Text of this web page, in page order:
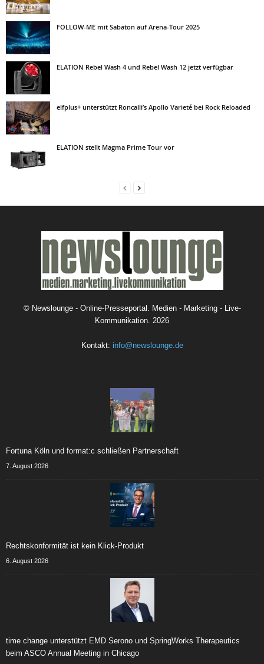
FOLLOW-ME mit Sabaton auf Arena-Tour 2025
ELATION Rebel Wash 4 und Rebel Wash 12 jetzt verfügbar
elfplus+ unterstützt Roncalli’s Apollo Varieté bei Rock Reloaded
ELATION stellt Magma Prime Tour vor
© Newslounge - Online-Presseportal. Medien - Marketing - Live-
Kommunikation. 2026
Kontakt: info@newslounge.de
Fortuna Köln und format:c schließen Partnerschaft
7. August 2026
Rechtskonformität ist kein Klick-Produkt
6. August 2026
time change unterstützt EMD Serono und SpringWorks Therapeutics
beim ASCO Annual Meeting in Chicago